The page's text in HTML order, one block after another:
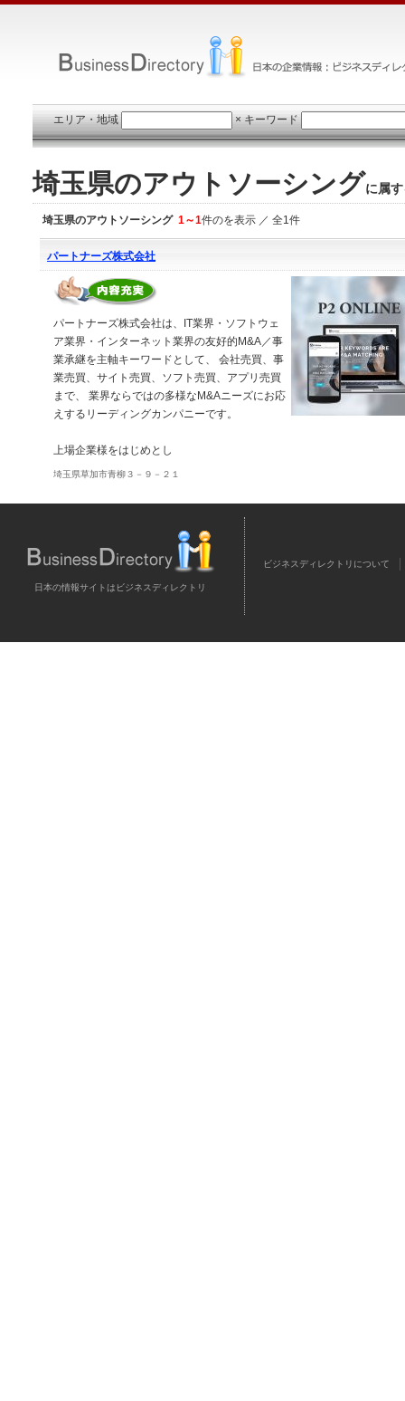
エリア・地域 × キーワード
埼玉県のアウトソーシングに属
埼玉県のアウトソーシング 1～1件のを表示 ／ 全1件
パートナーズ株式会社
パートナーズ株式会社は、IT業界・ソフトウェ
ア業界・インターネット業界の友好的M&A／事
業承継を主軸キーワードとして、 会社売買、事
業売買、サイト売買、ソフト売買、アプリ売買
まで、 業界ならではの多様なM&Aニーズにお応
えするリーディングカンパニーです。
上場企業様をはじめとし
埼玉県草加市青柳３－９－２１
日本の情報サイトはビジネスディレクトリ
ビジネスディレクトリについて